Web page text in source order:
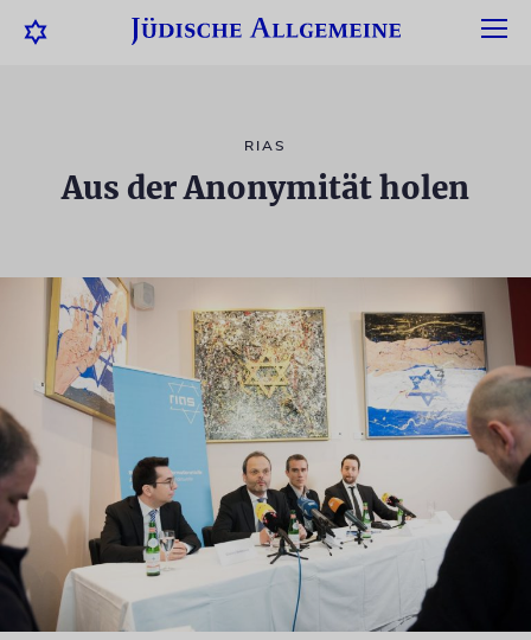
RIAS
Aus der Anonymität holen